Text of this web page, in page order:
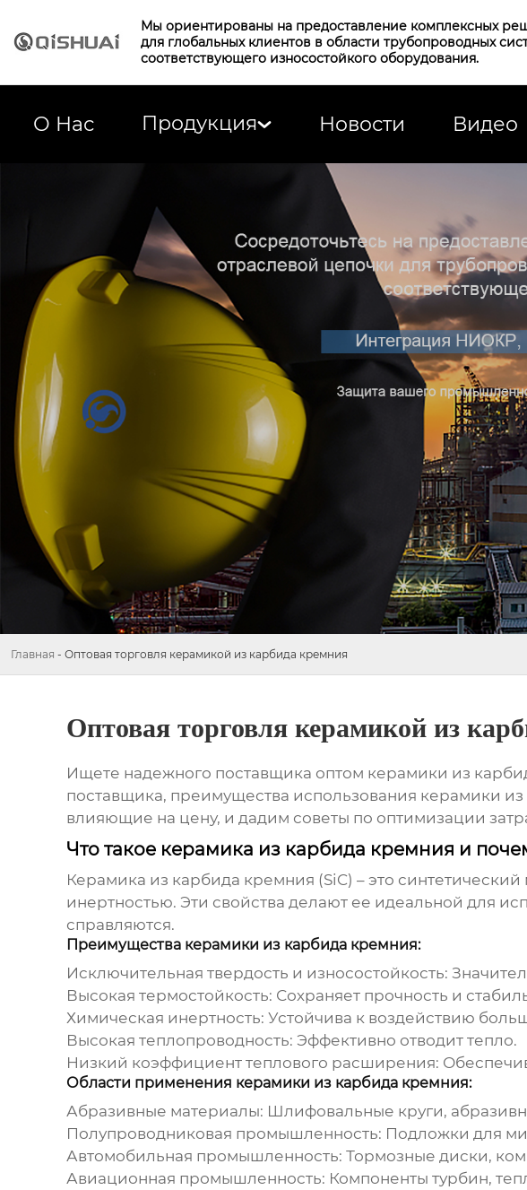
Мы ориентированы на предоставление комплексных
для глобальных клиентов в области трубопроводных
соответствующего износостойкого оборудования.
О Нас Продукция Новости Видео
Главная - Оптовая торговля керамикой из карбида кремния
Оптовая торговля керамикой из
Ищете надежного поставщика оптом керамики из
поставщика, преимущества использования керамики
влияющие на цену, и дадим советы по оптимизации
Что такое керамика из карбида кремния и
Керамика из карбида кремния (SiC) – это
инертностью. Эти свойства делают ее идеальной для
справляются.
Преимущества керамики из карбида кремния:
Исключительная твердость и износостойкость:
Высокая термостойкость: Сохраняет прочность и
Химическая инертность: Устойчива к воздействию
Высокая теплопроводность: Эффективно отводит тепло.
Низкий коэффициент теплового расширения:
Области применения керамики из карбида кремния:
Абразивные материалы: Шлифовальные круги,
Полупроводниковая промышленность: Подложки для
Автомобильная промышленность: Тормозные диски,
Авиационная промышленность: Компоненты турбин,